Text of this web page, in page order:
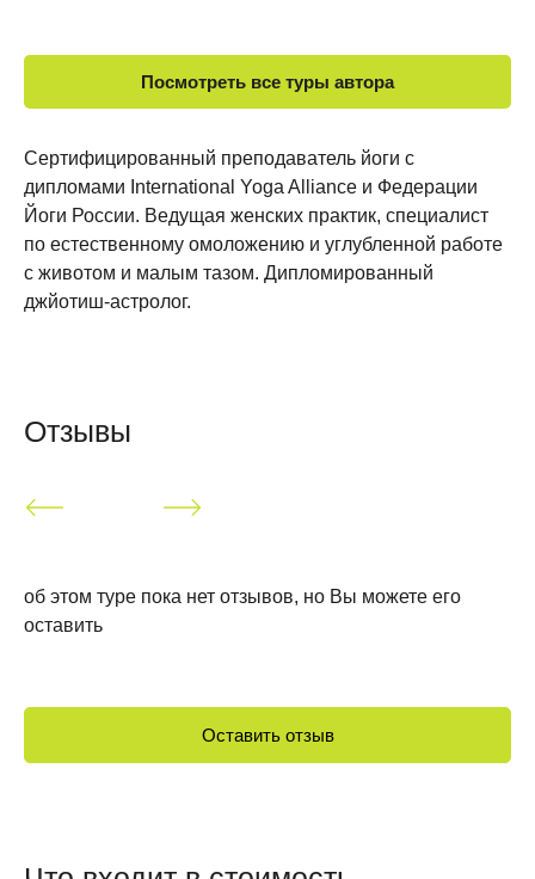
Сертифицированный преподаватель йоги с
дипломами International Yoga Alliance и Федерации
Йоги России. Ведущая женских практик, специалист
по естественному омоложению и углубленной работе
с животом и малым тазом. Дипломированный
джйотиш-астролог.
Посмотреть все туры автора
Отзывы
Оставить отзыв
об этом туре пока нет отзывов, но Вы можете его
оставить